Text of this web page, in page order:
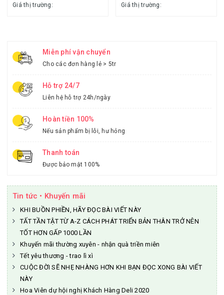
Giá thị trường: Giá thị trường:
Miễn phí vận chuyển
Cho các đơn hàng lẻ > 5tr
Hỗ trợ 24/7
Liên hệ hỗ trợ 24h/ngày
Hoàn tiền 100%
Nếu sản phẩm bị lỗi, hư hỏng
Thanh toán
Được bảo mật 100%
Tin tức • Khuyến mãi
KHI BUỒN PHIỀN, HÃY ĐỌC BÀI VIẾT NÀY
TẤT TẦN TẬT TỪ A-Z CÁCH PHÁT TRIỂN BẢN THÂN TRỞ NÊN
TỐT HƠN GẤP 1000 LẦN
Khuyến mãi thường xuyên - nhận quà triền miên
Tết yêu thương - trao lì xì
CUỘC ĐỜI SẼ NHẸ NHÀNG HƠN KHI BẠN ĐỌC XONG BÀI VIẾT
NÀY
Hoa Viên dự hội nghị Khách Hàng Deli 2020